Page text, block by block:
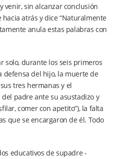
venir, sin alcanzar conclusión
atrás y dice “Naturalmente
anula estas palabras con
solo, durante los seis primeros
defensa del hijo, la muerte de
tres hermanas y el
padre ante su asustadizo y
comer con apetito”), la falta
que se encargaron de él. Todo
educativos de supadre -